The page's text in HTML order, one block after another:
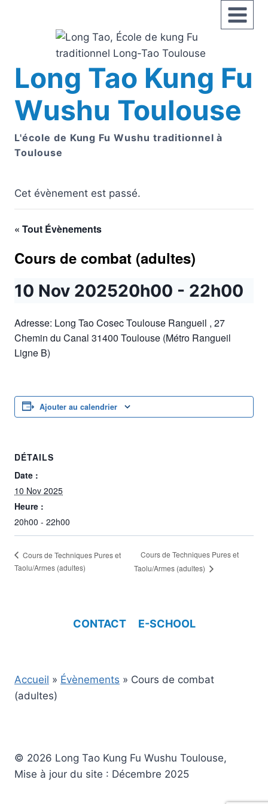
Long Tao Kung Fu
Wushu Toulouse
L'école de Kung Fu Wushu traditionnel à
Toulouse
Cet évènement est passé.
« Tout Évènements
Cours de combat (adultes)
10 Nov 202520h00 - 22h00
Adresse: Long Tao Cosec Toulouse Rangueil , 27
Chemin du Canal 31400 Toulouse (Métro Rangueil
Ligne B)
Ajouter au calendrier
DÉTAILS
Date :
10 Nov 2025
Heure :
20h00 - 22h00
Cours de Techniques Pures et
Taolu/Armes (adultes)
Cours de Techniques Pures et
Taolu/Armes (adultes)
CONTACT E-SCHOOL
Accueil » Évènements » Cours de combat
(adultes)
© 2026 Long Tao Kung Fu Wushu Toulouse,
Mise à jour du site : Décembre 2025